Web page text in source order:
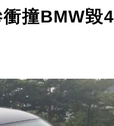
撞BMW毀